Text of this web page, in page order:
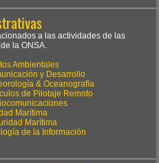
a las actividades de las
la ONSA.
Ambientales
y Desarrollo
& Oceanografía
de Pilotaje Remoto
Marítima
Marítima
de la Información